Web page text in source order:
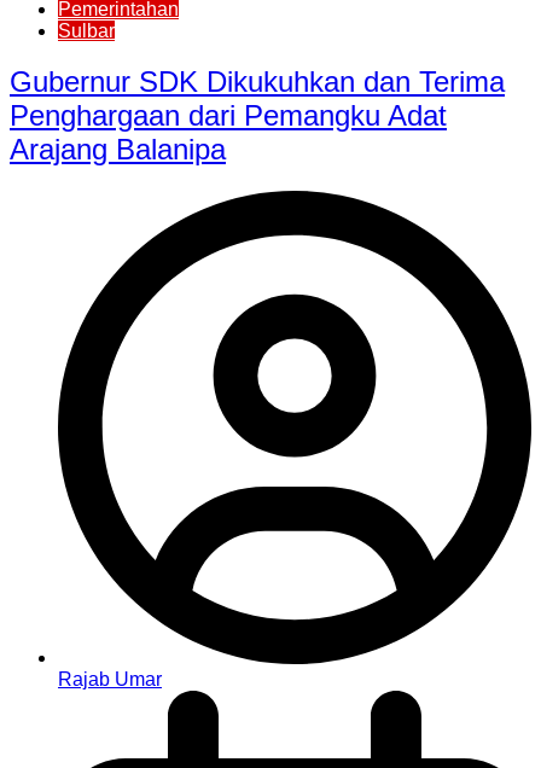
Pemerintahan
Sulbar
Gubernur SDK Dikukuhkan dan Terima
Penghargaan dari Pemangku Adat
Arajang Balanipa
Rajab Umar